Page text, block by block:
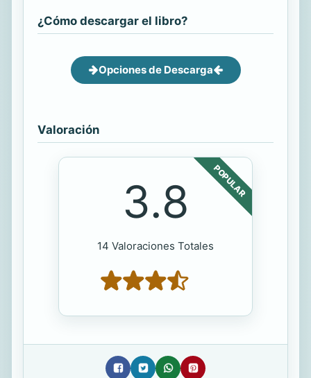
¿Cómo descargar el libro?
Opciones de Descarga
Valoración
POPULAR
3.8
14 Valoraciones Totales